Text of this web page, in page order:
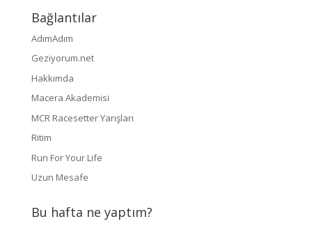
Bağlantılar
AdımAdım
Geziyorum.net
Hakkımda
Macera Akademisi
MCR Racesetter Yarışları
Ritim
Run For Your Life
Uzun Mesafe
Bu hafta ne yaptım?